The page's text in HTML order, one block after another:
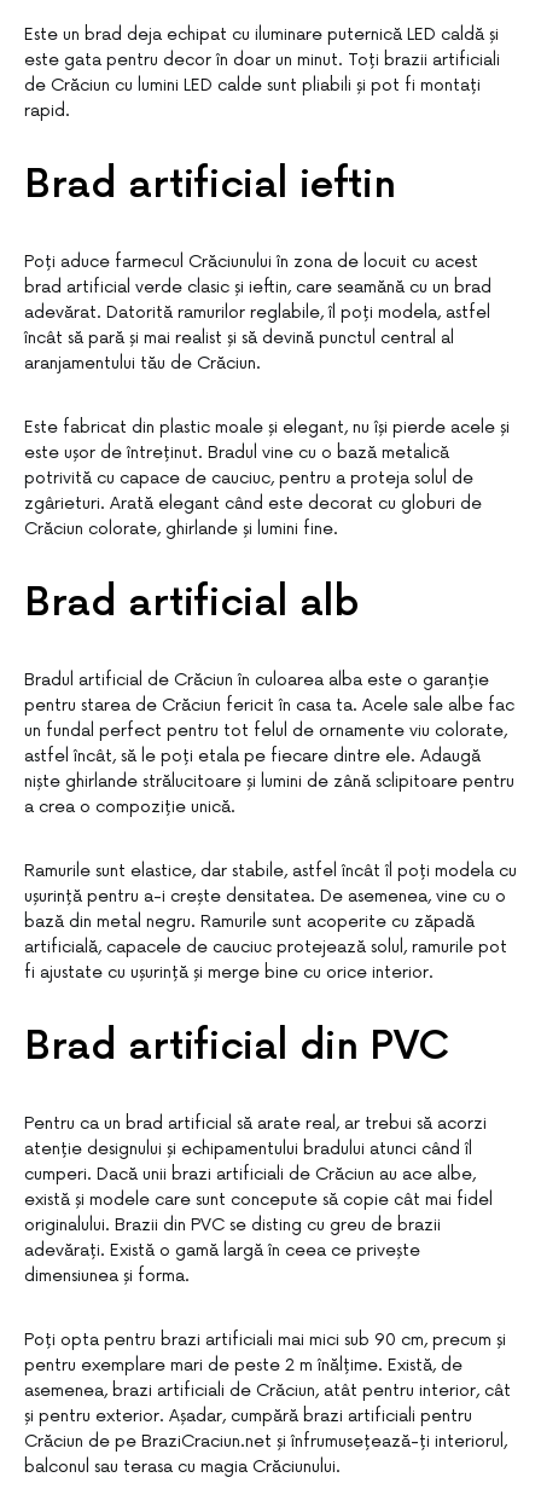
Este un brad deja echipat cu iluminare puternică LED caldă și
este gata pentru decor în doar un minut. Toți brazii artificiali
de Crăciun cu lumini LED calde sunt pliabili și pot fi montați
rapid.
Brad artificial ieftin
Poți aduce farmecul Crăciunului în zona de locuit cu acest
brad artificial verde clasic și ieftin, care seamănă cu un brad
adevărat. Datorită ramurilor reglabile, îl poți modela, astfel
încât să pară și mai realist și să devină punctul central al
aranjamentului tău de Crăciun.
Este fabricat din plastic moale și elegant, nu își pierde acele și
este ușor de întreținut. Bradul vine cu o bază metalică
potrivită cu capace de cauciuc, pentru a proteja solul de
zgârieturi. Arată elegant când este decorat cu globuri de
Crăciun colorate, ghirlande și lumini fine.
Brad artificial alb
Bradul artificial de Crăciun în culoarea alba este o garanție
pentru starea de Crăciun fericit în casa ta. Acele sale albe fac
un fundal perfect pentru tot felul de ornamente viu colorate,
astfel încât, să le poți etala pe fiecare dintre ele. Adaugă
niște ghirlande strălucitoare și lumini de zână sclipitoare pentru
a crea o compoziție unică.
Ramurile sunt elastice, dar stabile, astfel încât îl poți modela cu
ușurință pentru a-i crește densitatea. De asemenea, vine cu o
bază din metal negru. Ramurile sunt acoperite cu zăpadă
artificială, capacele de cauciuc protejează solul, ramurile pot
fi ajustate cu ușurință și merge bine cu orice interior.
Brad artificial din PVC
Pentru ca un brad artificial să arate real, ar trebui să acorzi
atenție designului și echipamentului bradului atunci când îl
cumperi. Dacă unii brazi artificiali de Crăciun au ace albe,
există și modele care sunt concepute să copie cât mai fidel
originalului. Brazii din PVC se disting cu greu de brazii
adevărați. Există o gamă largă în ceea ce privește
dimensiunea și forma.
Poți opta pentru brazi artificiali mai mici sub 90 cm, precum și
pentru exemplare mari de peste 2 m înălțime. Există, de
asemenea, brazi artificiali de Crăciun, atât pentru interior, cât
și pentru exterior. Așadar, cumpără brazi artificiali pentru
Crăciun de pe BraziCraciun.net și înfrumusețează-ți interiorul,
balconul sau terasa cu magia Crăciunului.